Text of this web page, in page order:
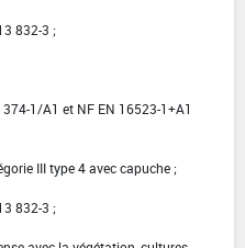
832-3 ;
1/A1 et NF EN 16523-1+A1
III type 4 avec capuche ;
832-3 ;